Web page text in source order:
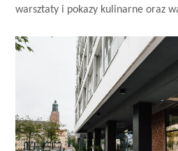
warsztaty i pokazy kulinarne oraz